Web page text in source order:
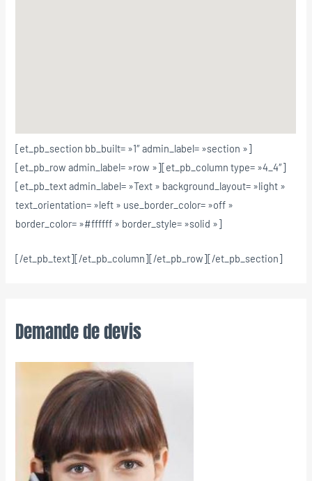
[et_pb_section bb_built= »1″ admin_label= »section »]
[et_pb_row admin_label= »row »][et_pb_column type= »4_4″]
[et_pb_text admin_label= »Text » background_layout= »light »
text_orientation= »left » use_border_color= »off »
border_color= »#ffffff » border_style= »solid »]
[/et_pb_text][/et_pb_column][/et_pb_row][/et_pb_section]
Demande de devis